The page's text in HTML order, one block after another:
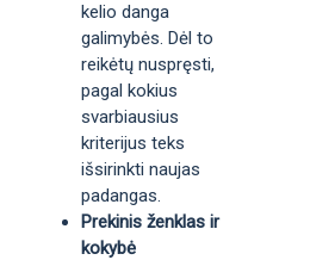
kelio danga
galimybės. Dėl to
reikėtų nuspręsti,
pagal kokius
svarbiausius
kriterijus teks
išsirinkti naujas
padangas.
Prekinis ženklas ir
kokybė